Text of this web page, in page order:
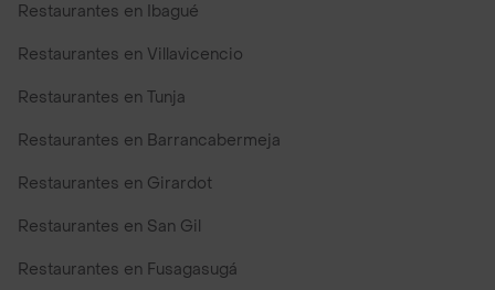
Restaurantes en Ibagué
Restaurantes en Villavicencio
Restaurantes en Tunja
Restaurantes en Barrancabermeja
Restaurantes en Girardot
Restaurantes en San Gil
Restaurantes en Fusagasugá